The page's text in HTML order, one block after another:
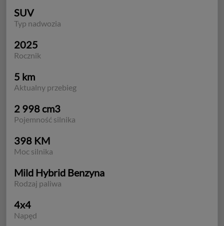
SUV
Typ nadwozia
2025
Rocznik
5 km
Aktualny przebieg
2 998 cm3
Pojemność silnika
398 KM
Moc silnika
Mild Hybrid Benzyna
Rodzaj paliwa
4x4
Napęd